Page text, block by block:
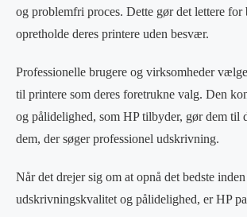
og problemfri proces. Dette gør det lettere for
opretholde deres printere uden besvær.
Professionelle brugere og virksomheder
til printere som deres foretrukne valg. Den
og pålidelighed, som HP tilbyder, gør dem til
dem, der søger professionel udskrivning.
Når det drejer sig om at opnå det bedste
udskrivningskvalitet og pålidelighed, er HP